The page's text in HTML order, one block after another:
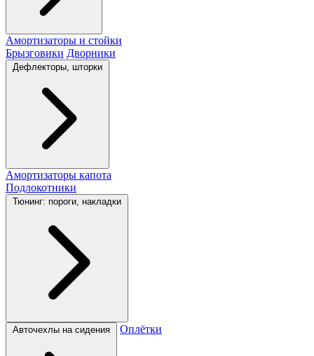
Амортизаторы и стойки
Брызговики Дворники
Дефлекторы, шторки
Амортизаторы капота
Подлокотники
Тюнинг: пороги, накладки
Авточехлы на сидения Оплётки